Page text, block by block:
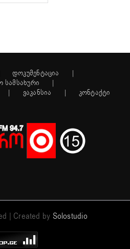
დოკუმენტაცია
სამსახური
ვაკანსია კონტაქტი
| Created by Solostudio